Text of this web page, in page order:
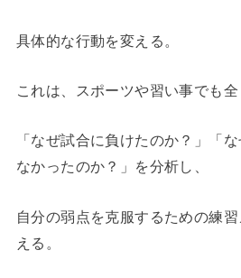
具体的な行動を変える。
これは、スポーツや習い事でも全
「なぜ試合に負けたのか？」「
なかったのか？」を分析し、
自分の弱点を克服するための練
える。